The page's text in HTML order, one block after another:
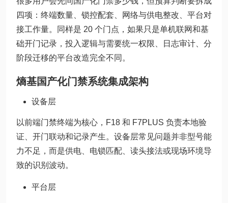
四项：终端数量、锁控配套、网络与供电整改、平台对
接工作量。同样是 20 个门点，如果只是单机联网和基
础开门记录，投入逻辑与需要统一权限、日志审计、分
阶段迁移的平台改造完全不同。
熵基国产化门禁系统集成架构
设备层
以前端门禁终端为核心，F18 和 F7PLUS 负责本地验
证、开门联动和记录产生。设备层常见问题并非型号能
力不足，而是供电、电锁匹配、读头接法或现场环境导
致的识别波动。
平台层